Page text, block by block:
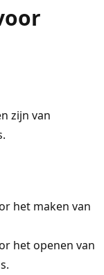
zijn van
het maken van
het openen van